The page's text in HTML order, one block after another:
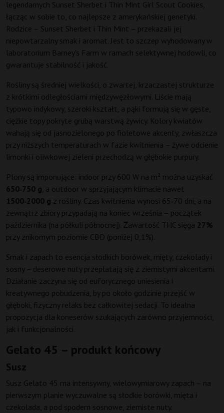
legendarnych Sunset Sherbet i Thin Mint Girl Scout Cookies,
łącząc w sobie to, co najlepsze z amerykańskiej genetyki.
Rodzice – Sunset Sherbet i Thin Mint – przekazali jej
niepowtarzalny smak i aromat. Jest to szczep wyhodowany w
laboratorium Barney's Farm w ramach selektywnej hodowli, co
gwarantuje stabilność i jakość.
Rośliny są średniej wielkości, o zwartej, krzaczastej strukturze
z krótkimi odległościami międzywęzłowymi. Liście mają
typowo indykowy, szeroki kształt, a pąki formują się w gęste,
ciężkie topy pokryte grubą warstwą żywicy. Kolory kwiatów
wahają się od jasnozielonego po fioletowe akcenty, zwłaszcza
przy niższych temperaturach w fazie kwitnienia – żywe odcienie
limonki i oliwkowej zieleni przechodzą w głębokie purpury.
Plony są imponujące: indoor przy 600 W na m² można uzyskać
650‑750 g , a outdoor w sprzyjającym klimacie nawet
1500‑2000 g z rośliny. Czas kwitnienia wynosi 65‑70 dni, a na
zewnątrz zbiory przypadają na koniec września – początek
października (na półkuli północnej). Zawartość THC sięga 27%
przy znikomym poziomie CBD (poniżej 0,1%).
Smak i zapach to esencja słodkich borówek, mięty, czekolady i
sosny – deserowe nuty przeplatają się z ziemistymi akcentami.
Działanie zaczyna się od euforycznego uniesienia i
kreatywnego pobudzenia, by po około godzinie przejść w
głęboki, fizyczny relaks bez całkowitej sedacji. To idealna
propozycja dla koneserów szukających zarówno przyjemności,
jak i funkcjonalności.
Gelato 45 – produkt końcowy
Susz
Susz Gelato 45 ma intensywny, wielowymiarowy zapach – na
pierwszym planie wyczuwalne są słodkie borówki, mięta i
czekolada, a pod spodem sosnowe, ziemiste nuty.